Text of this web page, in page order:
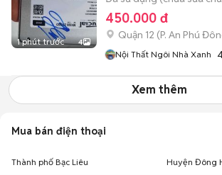
1 phút trước 4
450.000 đ
Quận 12 (P. An Phú
Nội Thất Ngôi Nhà Xanh
Xem thêm
Mua bán điện thoại
Thành phố Bạc Liêu Huyện Đông